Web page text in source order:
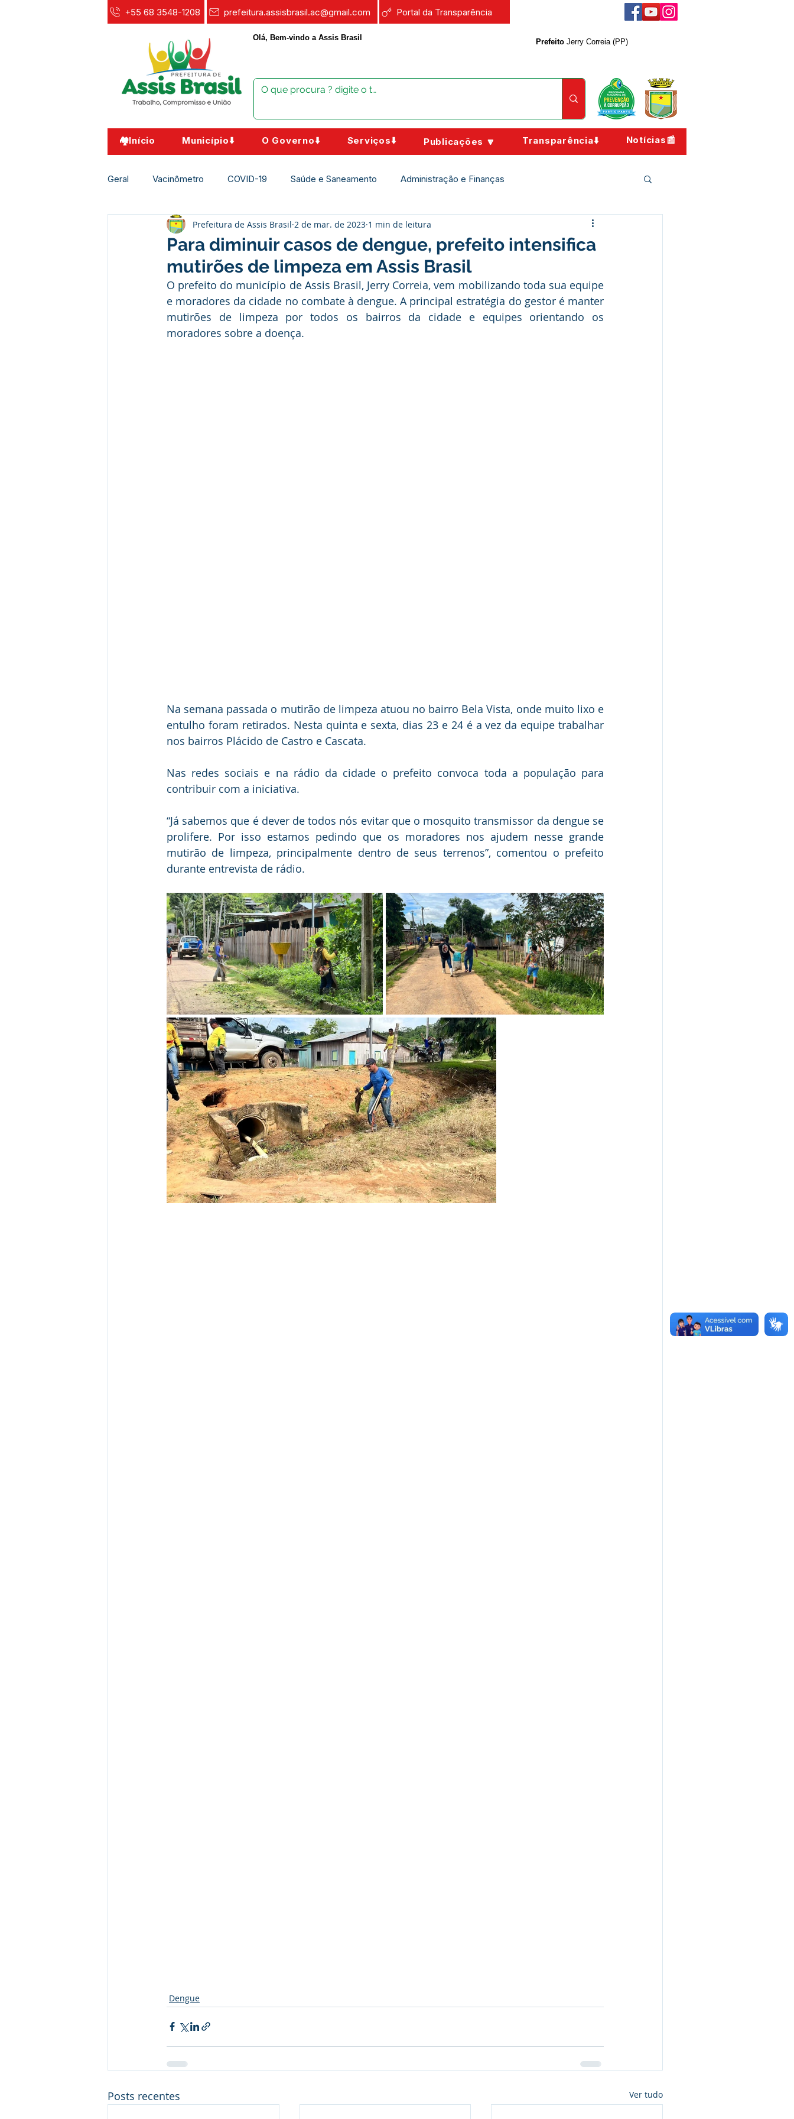
+55 68 3548-1208 prefeitura.assisbrasil.ac@gmail.com Portal da Transparência
Olá, Bem-vindo a Assis Brasil Prefeito Jerry Correia (PP)
🏘️Início Município⬇️ O Governo⬇️ Serviços⬇️ Publicações 🔽 Transparência⬇️ Notícias📰
Geral Vacinômetro COVID-19 Saúde e Saneamento Administração e Finanças
Agricultura e Meio Ambiente Assistência Social Campanhas
Desporto Cultura e Lazer Educação Infraestrutura e Obras Institucional e Governo
Patrimônio Municipal Segurança Publica Dengue No Gabinete Convênios e Parcerias
Para diminuir casos de dengue, prefeito intensifica
mutirões de limpeza em Assis Brasil
Prefeitura de Assis Brasil 2 de mar. de 2023 1 min de leitura
O prefeito do município de Assis Brasil, Jerry Correia, vem mobilizando toda sua equipe
e moradores da cidade no combate à dengue. A principal estratégia do gestor é manter
mutirões de limpeza por todos os bairros da cidade e equipes orientando os
moradores sobre a doença.
Na semana passada o mutirão de limpeza atuou no bairro Bela Vista, onde muito lixo e
entulho foram retirados. Nesta quinta e sexta, dias 23 e 24 é a vez da equipe trabalhar
nos bairros Plácido de Castro e Cascata.
Nas redes sociais e na rádio da cidade o prefeito convoca toda a população para
contribuir com a iniciativa.
“Já sabemos que é dever de todos nós evitar que o mosquito transmissor da dengue se
prolifere. Por isso estamos pedindo que os moradores nos ajudem nesse grande
mutirão de limpeza, principalmente dentro de seus terrenos”, comentou o prefeito
durante entrevista de rádio.
Dengue
Posts recentes Ver tudo